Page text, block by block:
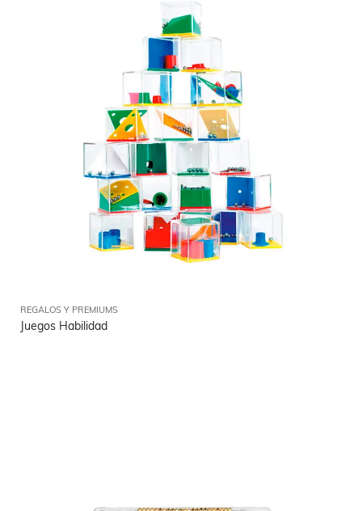
REGALOS Y PREMIUMS
Juegos Habilidad